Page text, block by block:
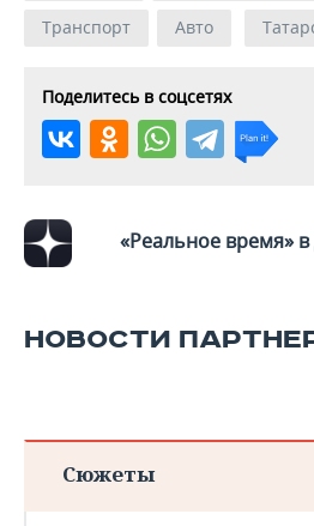
Транспорт
Авто
Поделитесь в соцсетях
«Реальное время»
НОВОСТИ
Сюжеты